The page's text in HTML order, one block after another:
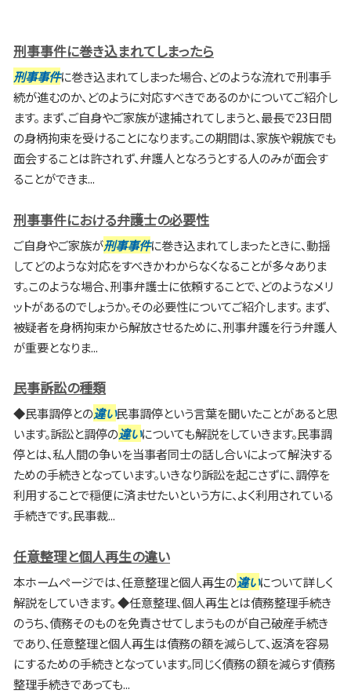
刑事事件に巻き込まれてしまったら
刑事事件に巻き込まれてしまった場合、どのような流れで刑事手
続が進むのか、どのように対応すべきであるのかについてご紹介し
ます。 まず、ご自身やご家族が逮捕されてしまうと、最長で23日間
の身柄拘束を受けることになります。この期間は、家族や親族でも
面会することは許されず、弁護人となろうとする人のみが面会す
ることができま...
刑事事件における弁護士の必要性
ご自身やご家族が刑事事件に巻き込まれてしまったときに、動揺
してどのような対応をすべきかわからなくなることが多々ありま
す。このような場合、刑事弁護士に依頼することで、どのようなメリ
ットがあるのでしょうか。その必要性についてご紹介します。 まず、
被疑者を身柄拘束から解放させるために、刑事弁護を行う弁護人
が重要となりま...
民事訴訟の種類
◆民事調停との違い民事調停という言葉を聞いたことがあると思
います。訴訟と調停の違いについても解説をしていきます。民事調
停とは、私人間の争いを当事者同士の話し合いによって解決する
ための手続きとなっています。いきなり訴訟を起こさずに、調停を
利用することで穏便に済ませたいという方に、よく利用されている
手続きです。民事裁...
任意整理と個人再生の違い
本ホームページでは、任意整理と個人再生の違いについて詳しく
解説をしていきます。 ◆任意整理、個人再生とは債務整理手続き
のうち、債務そのものを免責させてしまうものが自己破産手続き
であり、任意整理と個人再生は債務の額を減らして、返済を容易
にするための手続きとなっています。同じく債務の額を減らす債務
整理手続きであっても...